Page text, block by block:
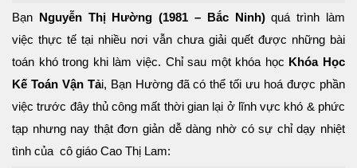
Bạn Nguyễn Thị Hường (1981 – Bắc Ninh)quá trình làm
việc thực tế tại nhiều nơi vẫn chưa giải quết được những bài
toán khó trong khi làm việc. Chỉ sau một khóa học Khóa Học
Kế Toán Vận Tải, Bạn Hường đã có thể tối ưu hoá được phần
việc trước đây thủ công mất thời gian lại ở lĩnh vực khó & phức
tạp nhưng nay thật đơn giản dễ dàng nhờ có sự chỉ dạy nhiệt
tình của cô giáo Cao Thị Lam: